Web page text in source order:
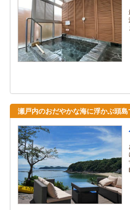
瀬戸内のおだやかな海に浮かぶ頭島